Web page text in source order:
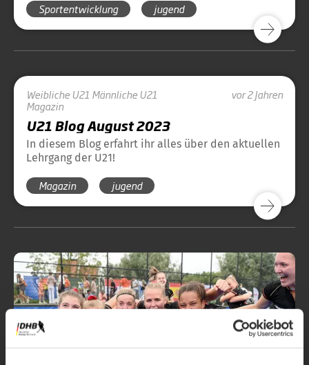
Sportentwicklung
jugend
Weibliche U21 Männliche U21
Magazin
vor 2 Jahren
U21 Blog August 2023
In diesem Blog erfahrt ihr alles über den aktuellen
Lehrgang der U21!
Magazin jugend